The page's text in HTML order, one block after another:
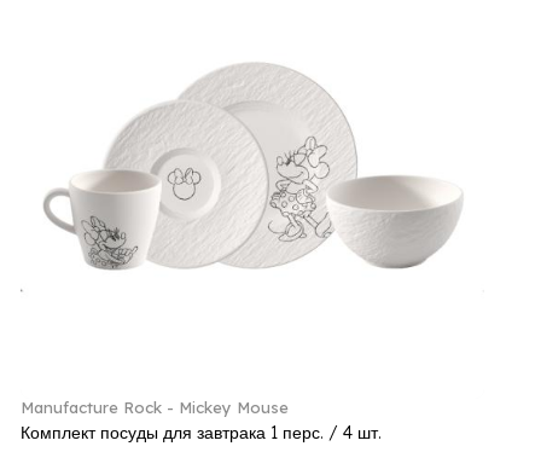
Manufacture Rock - Mickey Mouse
Комплект посуды для завтрака 1 перс. / 4 шт.